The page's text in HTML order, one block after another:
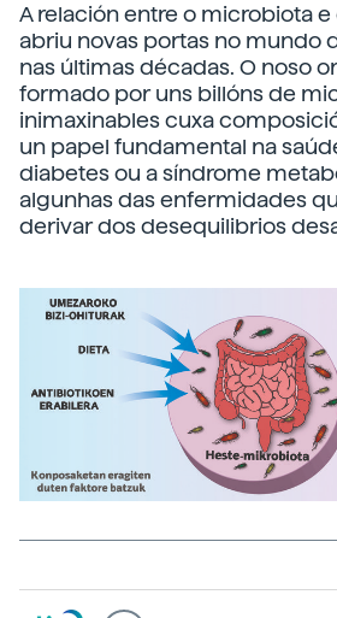
A relación entre o microbiota
abriu novas portas no mundo
nas últimas décadas. O noso
formado por uns billóns de
inimaxinables cuxa
un papel fundamental na
diabetes ou a síndrome
algunhas das enfermidades
derivar dos desequilibrios